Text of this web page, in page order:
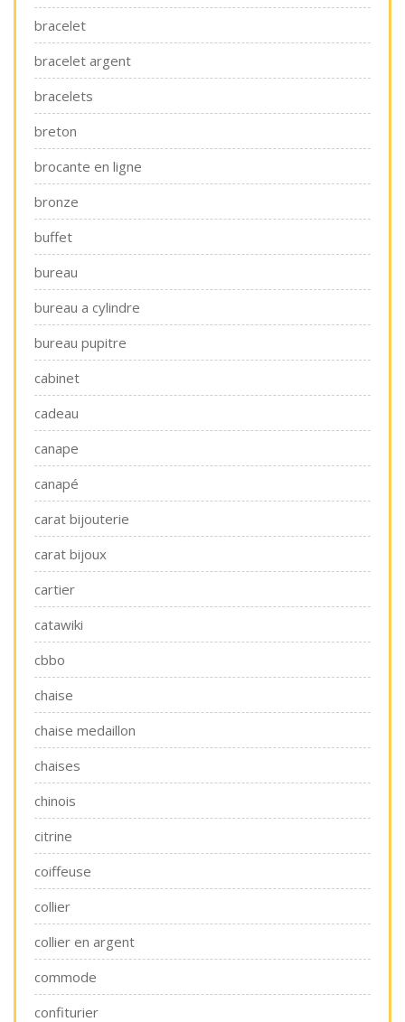
bracelet
bracelet argent
bracelets
breton
brocante en ligne
bronze
buffet
bureau
bureau a cylindre
bureau pupitre
cabinet
cadeau
canape
canapé
carat bijouterie
carat bijoux
cartier
catawiki
cbbo
chaise
chaise medaillon
chaises
chinois
citrine
coiffeuse
collier
collier en argent
commode
confiturier